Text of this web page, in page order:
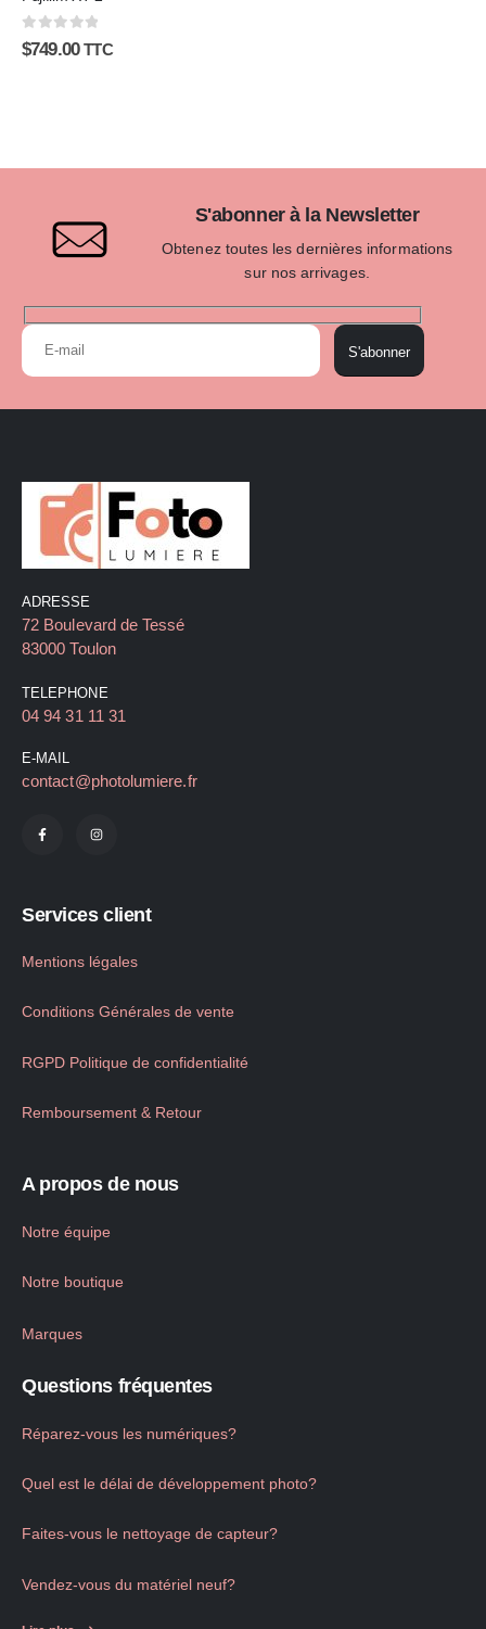
0sur 5
$749.00 TTC
S'abonner à la Newsletter
Obtenez toutes les dernières informations
sur nos arrivages.
S'abonner
ADRESSE
72 Boulevard de Tessé
83000 Toulon
TELEPHONE
04 94 31 11 31
E-MAIL
contact@photolumiere.fr
Services client
Mentions légales
Conditions Générales de vente
RGPD Politique de confidentialité
Remboursement & Retour
A propos de nous
Notre équipe
Notre boutique
Marques
Questions fréquentes
Réparez-vous les numériques?
Quel est le délai de développement photo?
Faites-vous le nettoyage de capteur?
Vendez-vous du matériel neuf?